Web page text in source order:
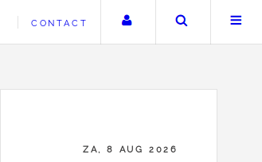
CONTACT Uw accountZoeken
ZA, 8 AUG 2026